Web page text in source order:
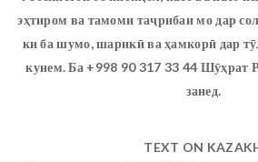
эҳтиром ва тамоми таҷрибаи мо дар
ки ба шумо, шарикӣ ва ҳамкорӣ дар
кунем. Ба +998 90 317 33 44 Шӯҳрат
занед.
TEXT ON